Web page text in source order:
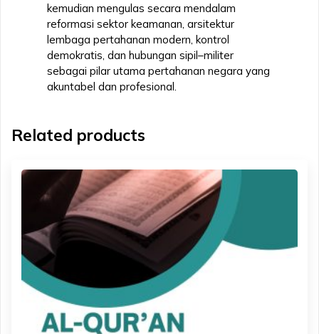
kemudian mengulas secara mendalam
reformasi sektor keamanan, arsitektur
lembaga pertahanan modern, kontrol
demokratis, dan hubungan sipil–militer
sebagai pilar utama pertahanan negara yang
akuntabel dan profesional.
Related products